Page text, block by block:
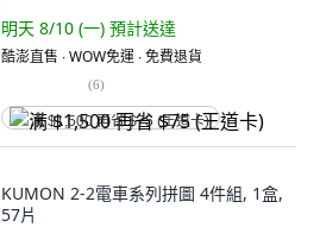
明天 8/10 (一) 預計送達
酷澎直售 ∙ WOW免運 ∙ 免費退貨
(6)
满 $1,500 再省 $75 (王道卡)
KUMON 2-2電車系列拼圖 4件組, 1盒,
57片